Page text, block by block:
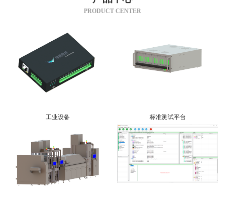
PRODUCT CENTER
工业设备 标准测试平台